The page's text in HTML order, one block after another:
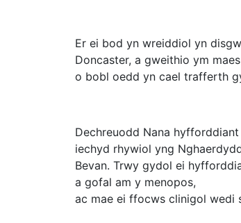
Er ei bod yn wreiddiol yn
Doncaster, a gweithio ym
o bobl oedd yn cael trafferth
Dechreuodd Nana
iechyd rhywiol yng
Bevan. Trwy gydol ei
a gofal am y menopos,
ac mae ei ffocws clinigol wedi